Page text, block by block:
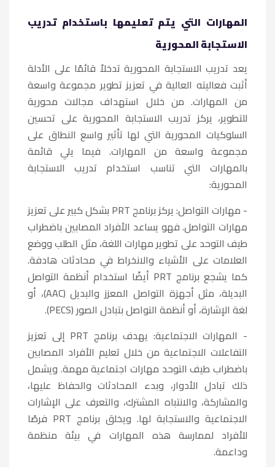
المهارات التي يتم تعليمها باستخدام تدريب
الاستجابة المحورية
يعد تدريب الاستجابة المحورية تدخلاً قائمًا على الأدلة
أثبت فعاليته العالية في تعزيز تطوير مجموعة واسعة
من المهارات. من خلال استهداف مجالات محورية
للتطوير، يركز تدريب الاستجابة المحورية على تحسين
السلوكيات المحورية التي لها تأثير واسع النطاق على
مجموعة واسعة من المهارات. فيما يلي قائمة
بالمهارات التي تناسب استخدام تدريب الاستجابة
المحورية:
- مهارات التواصل: يركز برنامج PRT بشكل كبير على تعزيز
مهارات التواصل. فهو يساعد الأفراد المصابين باضطراب
طيف التوحد على تطوير مهارات اللغة، مثل الطلب ووضع
العلامات على الأشياء والانخراط في محادثات هادفة.
كما يشجع برنامج PRT أيضًا استخدام أنظمة التواصل
البديلة، مثل أجهزة التواصل المعزز والبديل (AAC)، أو
لغة الإشارة، أو أنظمة التواصل بتبادل الصور (PECS).
- المهارات الاجتماعية: يهدف برنامج PRT إلى تعزيز
التفاعلات الاجتماعية من خلال تعليم الأفراد المصابين
باضطراب طيف التوحد مهارات اجتماعية مهمة. ويشمل
ذلك تبادل الأدوار، وبدء المحادثات والحفاظ عليها،
والمشاركة، والانتباه المشترك، والتعرف على الإشارات
الاجتماعية والاستجابة لها. ويخلق برنامج PRT فرصًا
للأفراد لممارسة هذه المهارات في بيئة منظمة
وداعمة.